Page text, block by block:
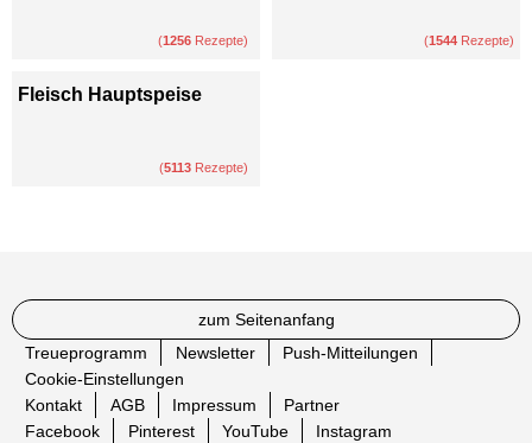
(1256 Rezepte) (1544 Rezepte)
Fleisch Hauptspeise
(5113 Rezepte)
zum Seitenanfang
Treueprogramm
Newsletter
Push-Mitteilungen
Cookie-Einstellungen
Kontakt
AGB Impressum
Partner
Facebook
Pinterest YouTube Instagram